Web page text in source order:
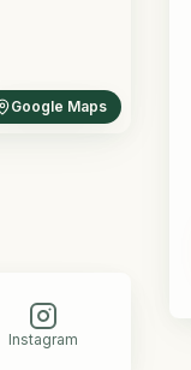
Google Maps
Instagram